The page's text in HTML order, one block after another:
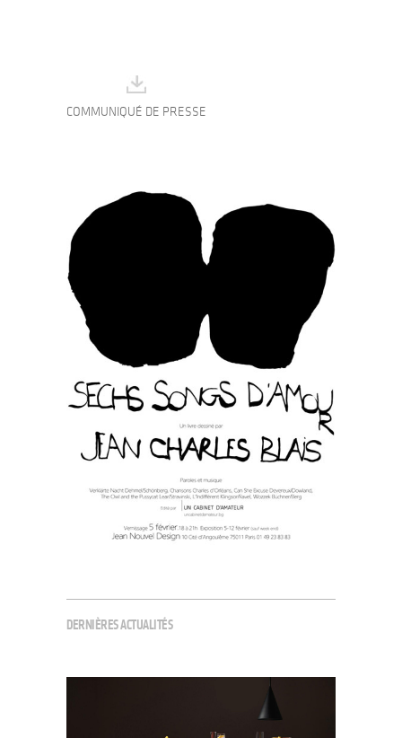
COMMUNIQUÉ DE PRESSE
DERNIÈRES ACTUALITÉS